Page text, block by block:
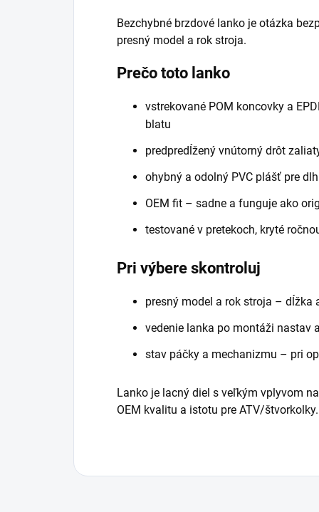
Bezchybné brzdové lanko je otázka
presný model a rok stroja.
Prečo toto lanko
vstrekované POM koncovky a
blatu
predpredĺžený vnútorný drôt
ohybný a odolný PVC plášť pre
OEM fit – sadne a funguje ako
testované v pretekoch, kryté
Pri výbere skontroluj
presný model a rok stroja – dĺžka
vedenie lanka po montáži nastav
stav páčky a mechanizmu – pri
Lanko je lacný diel s veľkým vplyvom
OEM kvalitu a istotu pre ATV/štvorkolky.